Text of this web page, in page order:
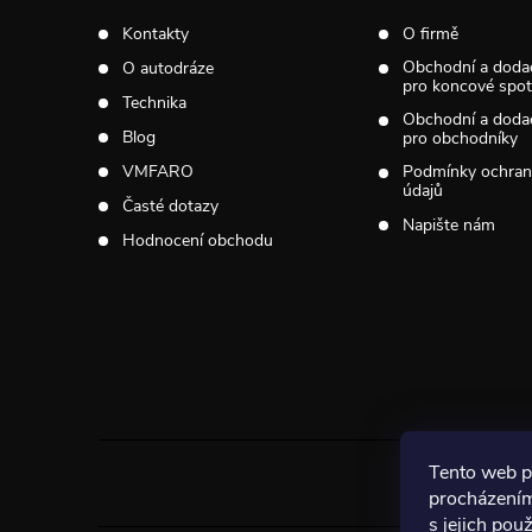
Tento web
s jejich
Kontakty
O autodráze
Technika
Blog
VMFARO
Časté dotazy
Hodnocení obchodu
O firmě
Obchodní a
pro koncové
Obchodní a
pro obchodníky
Podmínky
údajů
Napište nám